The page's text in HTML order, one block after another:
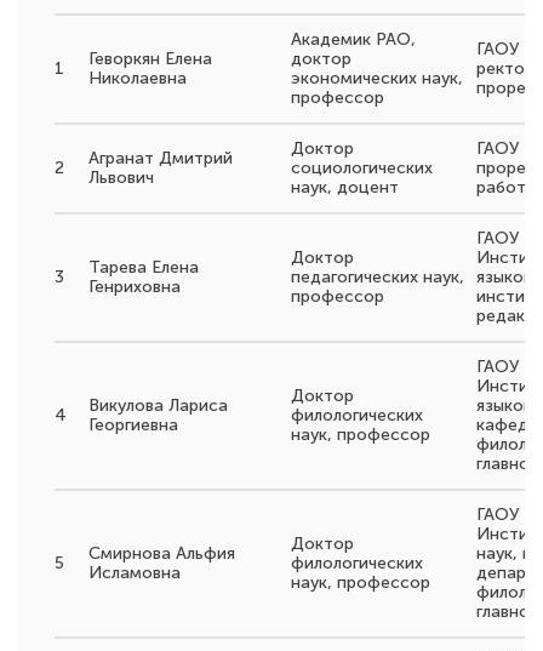
1
Геворкян Елена
Николаевна
Академик РАО,
доктор
экономических наук,
профессор
ГАОУ
2
Агранат Дмитрий
Львович
Доктор
социологических
наук, доцент
ГАОУ
работе
3
Тарева Елена
Генриховна
Доктор
педагогических наук,
профессор
ГАОУ
4
Викулова Лариса
Георгиевна
Доктор
филологических
наук, профессор
ГАОУ
5
Смирнова Альфия
Исламовна
Доктор
филологических
наук, профессор
ГАОУ
наук,